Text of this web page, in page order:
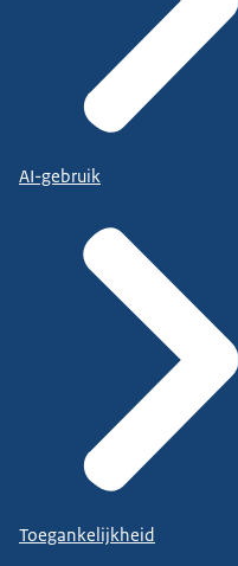
AI-gebruik
Toegankelijkheid